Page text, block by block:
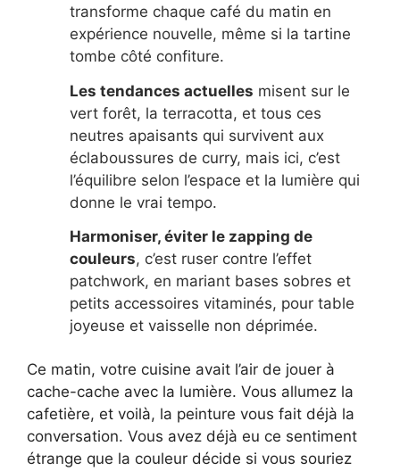
transforme chaque café du matin en
expérience nouvelle, même si la tartine
tombe côté confiture.
Les tendances actuelles misent sur le
vert forêt, la terracotta, et tous ces
neutres apaisants qui survivent aux
éclaboussures de curry, mais ici, c’est
l’équilibre selon l’espace et la lumière qui
donne le vrai tempo.
Harmoniser, éviter le zapping de
couleurs, c’est ruser contre l’effet
patchwork, en mariant bases sobres et
petits accessoires vitaminés, pour table
joyeuse et vaisselle non déprimée.
Ce matin, votre cuisine avait l’air de jouer à
cache-cache avec la lumière. Vous allumez la
cafetière, et voilà, la peinture vous fait déjà la
conversation. Vous avez déjà eu ce sentiment
étrange que la couleur décide si vous souriez